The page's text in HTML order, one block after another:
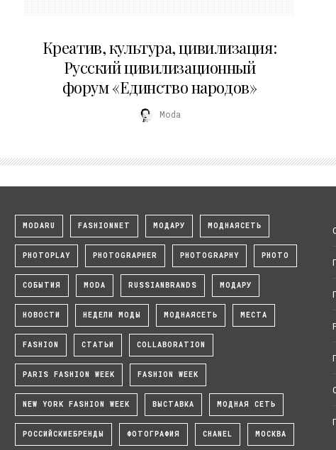
Креатив, культура, цивилизация:
Русский цивилизационный
форум «Единство народов»
Moda
MODARU FASHIONNET МОДАРУ МОДНАЯСЕТЬ
PHOTOPLAY PHOTOGRAPHER PHOTOGRAPHY PHOTO
СОБЫТИЯ MODA RUSSIANBRANDS МОДАРУ
НОВОСТИ НЕДЕЛИ МОДЫ МОДНАЯСЕТЬ МЕСТА
FASHION СТАТЬИ COLLABORATION
PARIS FASHION WEEK FASHION WEEK
NEW YORK FASHION WEEK ВЫСТАВКА МОДНАЯ СЕТЬ
РОССИЙСКИЕБРЕНДЫ ФОТОГРАФИЯ CHANEL МОСКВА